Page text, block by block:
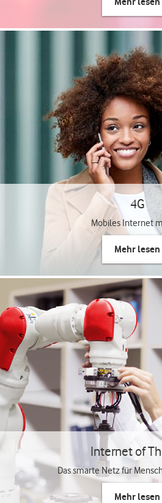
4G
Mobiles Internet
Mehr lesen
Internet of
Das smarte Netz für
Mehr lesen